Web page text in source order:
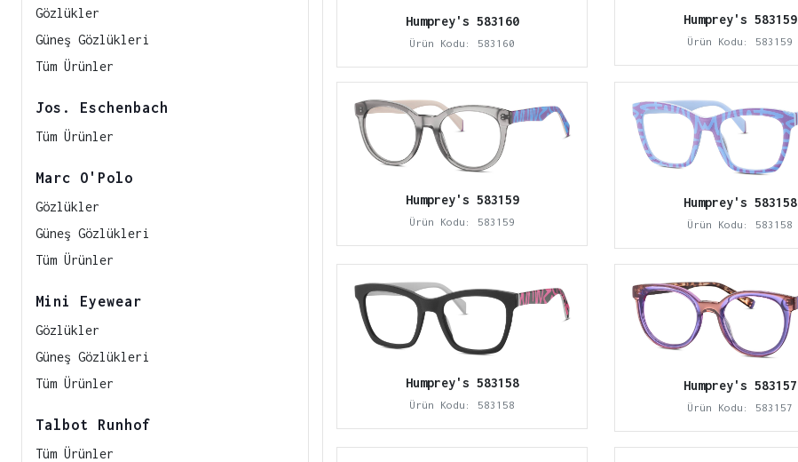
Gözlükler
Güneş Gözlükleri
Tüm Ürünler
Jos. Eschenbach
Tüm Ürünler
Marc O'Polo
Gözlükler
Güneş Gözlükleri
Tüm Ürünler
Mini Eyewear
Gözlükler
Güneş Gözlükleri
Tüm Ürünler
Talbot Runhof
Tüm Ürünler
Humprey's 583160
Ürün Kodu: 583160
Humprey's 583159
Ürün Kodu: 583159
Humprey's 583159
Ürün Kodu: 583159
Humprey's 583158
Ürün Kodu: 583158
Humprey's 583158
Ürün Kodu: 583158
Humprey's 583157
Ürün Kodu: 583157